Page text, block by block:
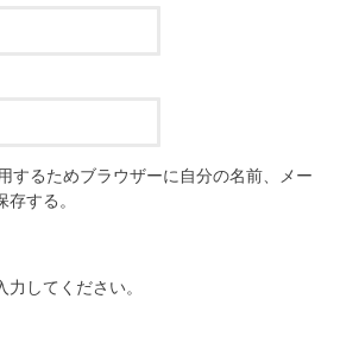
するためブラウザーに自分の名前、メー
する。
力してください。